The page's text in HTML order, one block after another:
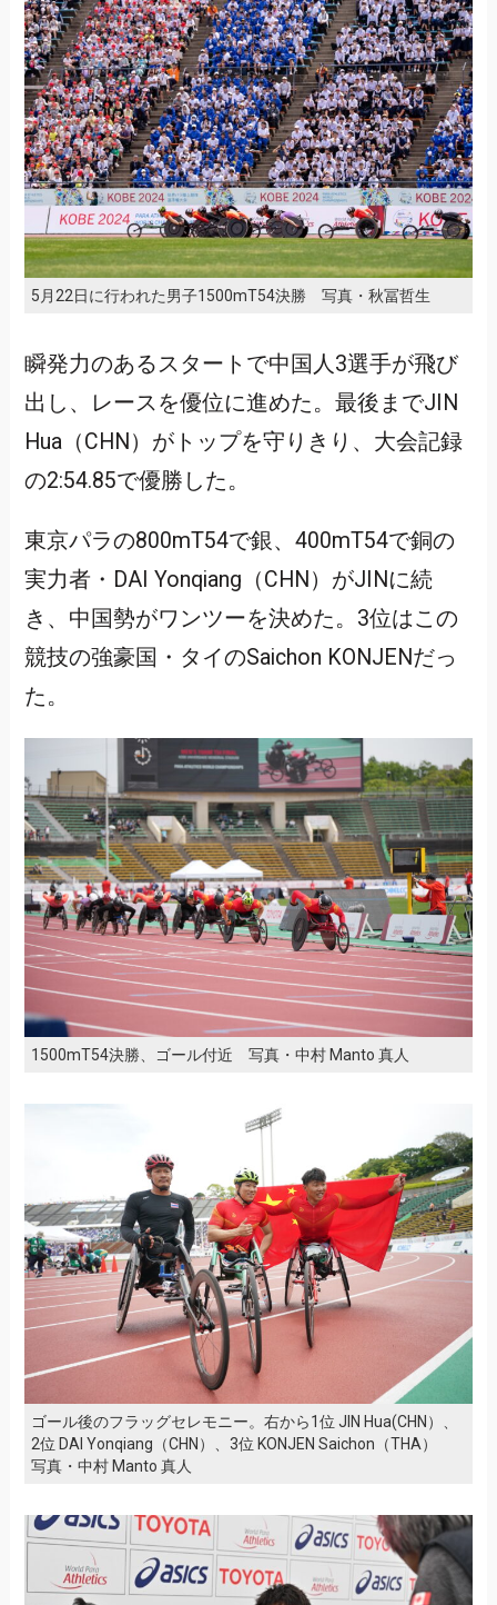
5月22日に行われた男子1500mT54決勝 写真・秋冨哲生
瞬発力のあるスタートで中国人3選手が飛び
出し、レースを優位に進めた。最後までJIN
Hua（CHN）がトップを守りきり、大会記録
の2:54.85で優勝した。
東京パラの800mT54で銀、400mT54で銅の
実力者・DAI Yonqiang（CHN）がJINに続
き、中国勢がワンツーを決めた。3位はこの
競技の強豪国・タイのSaichon KONJENだっ
た。
1500mT54決勝、ゴール付近 写真・中村 Manto 真人
ゴール後のフラッグセレモニー。右から1位 JIN Hua(CHN）、
2位 DAI Yonqiang（CHN）、3位 KONJEN Saichon（THA）
写真・中村 Manto 真人